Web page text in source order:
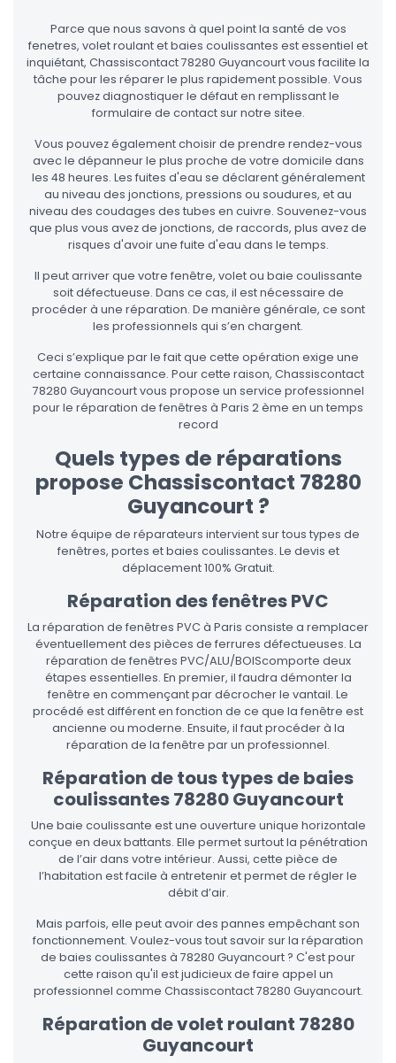
Parce que nous savons à quel point la santé de vos
fenetres, volet roulant et baies coulissantes est essentiel et
inquiétant, Chassiscontact 78280 Guyancourt vous facilite la
tâche pour les réparer le plus rapidement possible. Vous
pouvez diagnostiquer le défaut en remplissant le
formulaire de contact sur notre sitee.
Vous pouvez également choisir de prendre rendez-vous
avec le dépanneur le plus proche de votre domicile dans
les 48 heures. Les fuites d'eau se déclarent généralement
au niveau des jonctions, pressions ou soudures, et au
niveau des coudages des tubes en cuivre. Souvenez-vous
que plus vous avez de jonctions, de raccords, plus avez de
risques d'avoir une fuite d'eau dans le temps.
Il peut arriver que votre fenêtre, volet ou baie coulissante
soit défectueuse. Dans ce cas, il est nécessaire de
procéder à une réparation. De manière générale, ce sont
les professionnels qui s’en chargent.
Ceci s’explique par le fait que cette opération exige une
certaine connaissance. Pour cette raison, Chassiscontact
78280 Guyancourt vous propose un service professionnel
pour le réparation de fenêtres à Paris 2 ème en un temps
record
Quels types de réparations
propose Chassiscontact 78280
Guyancourt ?
Notre équipe de réparateurs intervient sur tous types de
fenêtres, portes et baies coulissantes. Le devis et
déplacement 100% Gratuit.
Réparation des fenêtres PVC
La réparation de fenêtres PVC à Paris consiste a remplacer
éventuellement des pièces de ferrures défectueuses. La
réparation de fenêtres PVC/ALU/BOIScomporte deux
étapes essentielles. En premier, il faudra démonter la
fenêtre en commençant par décrocher le vantail. Le
procédé est différent en fonction de ce que la fenêtre est
ancienne ou moderne. Ensuite, il faut procéder à la
réparation de la fenêtre par un professionnel.
Réparation de tous types de baies
coulissantes 78280 Guyancourt
Une baie coulissante est une ouverture unique horizontale
conçue en deux battants. Elle permet surtout la pénétration
de l’air dans votre intérieur. Aussi, cette pièce de
l’habitation est facile à entretenir et permet de régler le
débit d’air.
Mais parfois, elle peut avoir des pannes empêchant son
fonctionnement. Voulez-vous tout savoir sur la réparation
de baies coulissantes à 78280 Guyancourt ? C'est pour
cette raison qu'il est judicieux de faire appel un
professionnel comme Chassiscontact 78280 Guyancourt.
Réparation de volet roulant 78280
Guyancourt